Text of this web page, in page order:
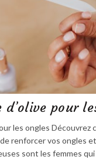
d’olive pour
les ongles Découvrez
renforcer vos ongles
sont les femmes